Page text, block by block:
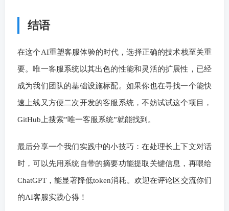
结语
在这个AI重塑客服体验的时代，选择正确的技术栈至关重
要。唯一客服系统以其出色的性能和灵活的扩展性，已经
成为我们团队的基础设施标配。如果你也在寻找一个能快
速上线又方便二次开发的客服系统，不妨试试这个项目，
GitHub上搜索”唯一客服系统”就能找到。
最后分享一个我们实践中的小技巧：在处理长上下文对话
时，可以先用系统自带的摘要功能提取关键信息，再喂给
ChatGPT，能显著降低token消耗。欢迎在评论区交流你们
的AI客服实践心得！